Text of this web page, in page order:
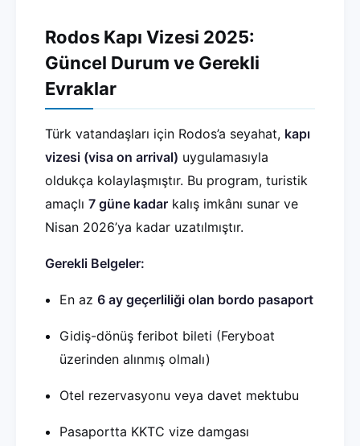
Rodos Kapı Vizesi 2025:
Güncel Durum ve Gerekli
Evraklar
Türk vatandaşları için Rodos’a seyahat, kapı
vizesi (visa on arrival) uygulamasıyla
oldukça kolaylaşmıştır. Bu program, turistik
amaçlı 7 güne kadar kalış imkânı sunar ve
Nisan 2026’ya kadar uzatılmıştır.
Gerekli Belgeler:
En az 6 ay geçerliliği olan bordo pasaport
Gidiş-dönüş feribot bileti (Feryboat
üzerinden alınmış olmalı)
Otel rezervasyonu veya davet mektubu
Pasaportta KKTC vize damgası